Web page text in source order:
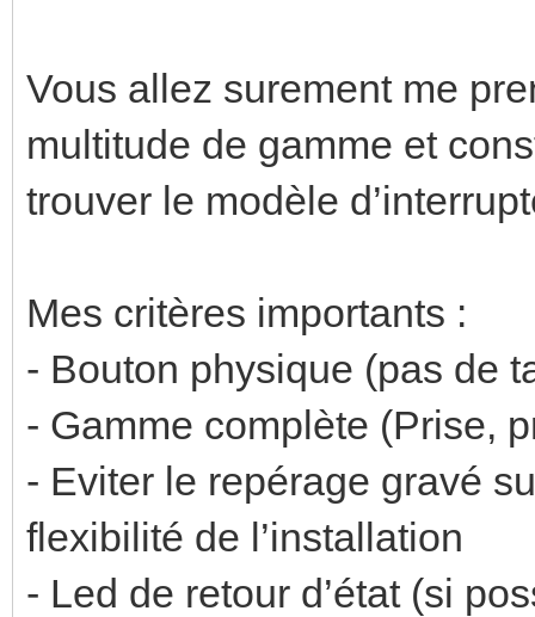
Vous allez surement me
multitude de gamme et
trouver le modèle
Mes critères importants :
- Bouton physique (pas de
- Gamme complète (Prise,
- Eviter le repérage gravé
flexibilité de l’installation
- Led de retour d’état (si